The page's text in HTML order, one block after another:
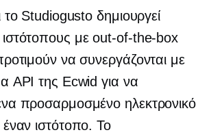
το Studiogusto δημιουργεί
μεout-of-the-box
να συνεργάζονται με
API της Ecwid για να
προσαρμοσμένο ηλεκτρονικό
ιστότοπο. Το